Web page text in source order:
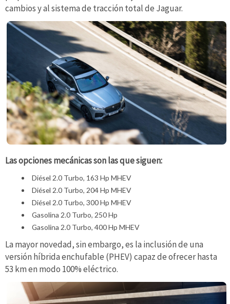
cambios y al sistema de tracción total de Jaguar.
Las opciones mecánicas son las que siguen:
Diésel 2.0 Turbo, 163 Hp MHEV
Diésel 2.0 Turbo, 204 Hp MHEV
Diésel 2.0 Turbo, 300 Hp MHEV
Gasolina 2.0 Turbo, 250 Hp
Gasolina 2.0 Turbo, 400 Hp MHEV
La mayor novedad, sin embargo, es la inclusión de una
versión híbrida enchufable (PHEV) capaz de ofrecer hasta
53 km en modo 100% eléctrico.